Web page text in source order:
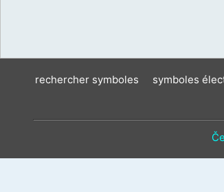
rechercher symboles symboles